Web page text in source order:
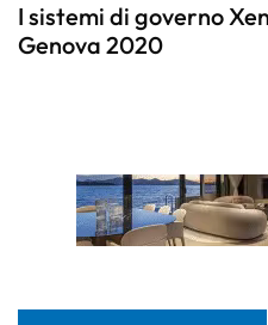
I sistemi di governo
Genova 2020